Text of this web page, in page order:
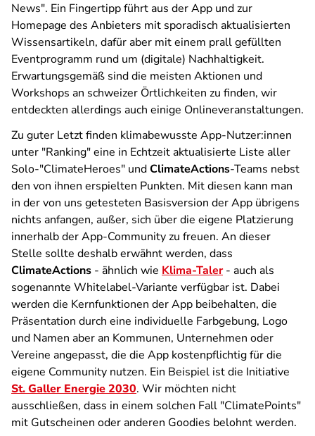
News". Ein Fingertipp führt aus der App und zur
Homepage des Anbieters mit sporadisch aktualisierten
Wissensartikeln, dafür aber mit einem prall gefüllten
Eventprogramm rund um (digitale) Nachhaltigkeit.
Erwartungsgemäß sind die meisten Aktionen und
Workshops an schweizer Örtlichkeiten zu finden, wir
entdeckten allerdings auch einige Onlineveranstaltungen.
Zu guter Letzt finden klimabewusste App-Nutzer:innen
unter "Ranking" eine in Echtzeit aktualisierte Liste aller
Solo-"ClimateHeroes" undClimateActions-Teams nebst
den von ihnen erspielten Punkten. Mit diesen kann man
in der von uns getesteten Basisversion der App übrigens
nichts anfangen, außer, sich über die eigene Platzierung
innerhalb der App-Community zu freuen. An dieser
Stelle sollte deshalb erwähnt werden, dass
ClimateActions - ähnlich wie Klima-Taler- auch als
sogenannte Whitelabel-Variante verfügbar ist. Dabei
werden die Kernfunktionen der App beibehalten, die
Präsentation durch eine individuelle Farbgebung, Logo
und Namen aber an Kommunen, Unternehmen oder
Vereine angepasst, die die App kostenpflichtig für die
eigene Community nutzen. Ein Beispiel ist die Initiative
St. Galler Energie 2030. Wir möchten nicht
ausschließen, dass in einem solchen Fall "ClimatePoints"
mit Gutscheinen oder anderen Goodies belohnt werden.